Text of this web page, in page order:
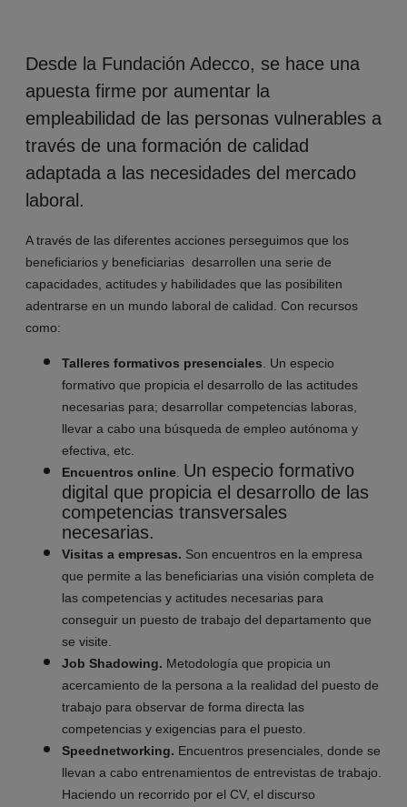
Desde la Fundación Adecco, se hace una
apuesta firme por aumentar la
empleabilidad de las personas vulnerables a
través de una formación de calidad
adaptada a las necesidades del mercado
laboral.
A través de las diferentes acciones perseguimos que los
beneficiarios y beneficiarias desarrollen una serie de
capacidades, actitudes y habilidades que las posibiliten
adentrarse en un mundo laboral de calidad. Con recursos
como:
Talleres formativos presenciales . Un especio
formativo que propicia el desarrollo de las actitudes
necesarias para; desarrollar competencias laboras,
llevar a cabo una búsqueda de empleo autónoma y
efectiva, etc.
Encuentros online Un especio formativo
digital que propicia el desarrollo de las
competencias transversales
necesarias.
Visitas a empresas. Son encuentros en la empresa
que permite a las beneficiarias una visión completa de
las competencias y actitudes necesarias para
conseguir un puesto de trabajo del departamento que
se visite.
Job Shadowing. Metodología que propicia un
acercamiento de la persona a la realidad del puesto de
trabajo para observar de forma directa las
competencias y exigencias para el puesto.
Speednetworking. Encuentros presenciales, donde se
llevan a cabo entrenamientos de entrevistas de trabajo.
Haciendo un recorrido por el CV, el discurso